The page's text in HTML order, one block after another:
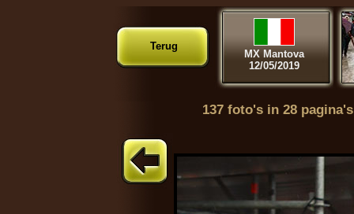
Terug
MX Mantova
12/05/2019
137 foto's in 28